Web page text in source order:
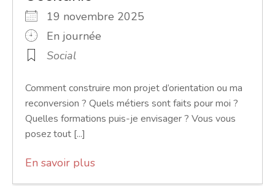
19 novembre 2025
En journée
Social
Comment construire mon projet d’orientation ou ma
reconversion ? Quels métiers sont faits pour moi ?
Quelles formations puis-je envisager ? Vous vous
posez tout [...]
En savoir plus